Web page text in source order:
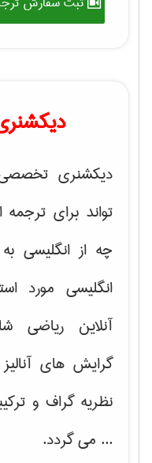
دیکشنری
تواند برای
چه از انگلیسی
انگلیسی مورد
آنلاین ریاضی
گرایش های
نظریه گراف و
... می گردد.